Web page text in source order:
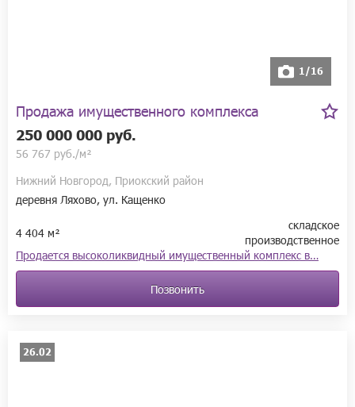
1/16
Продажа имущественного комплекса
250 000 000 руб.
56 767 руб./м²
Нижний Новгород, Приокский район
деревня Ляхово, ул. Кащенко
4 404 м²
складское
производственное
Продается высоколиквидный имущественный комплекс в…
Позвонить
26.02